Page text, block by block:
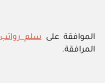
الموافقة على سلم
المرافقة.